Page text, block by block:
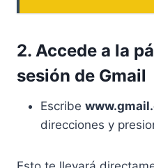
2. Accede a la
sesión de Gmail
Escribe
direcciones y